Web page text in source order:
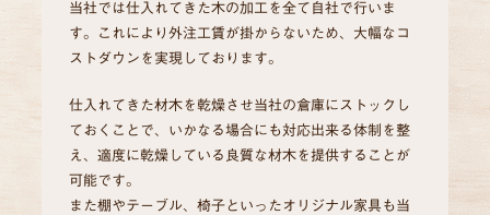
当社では仕入れてきた木の加工を全て自社で行いま
す。これにより外注工賃が掛からないため、大幅なコ
ストダウンを実現しております。
仕入れてきた材木を乾燥させ当社の倉庫にストックし
ておくことで、いかなる場合にも対応出来る体制を整
え、適度に乾燥している良質な材木を提供することが
可能です。
また棚やテーブル、椅子といったオリジナル家具も当